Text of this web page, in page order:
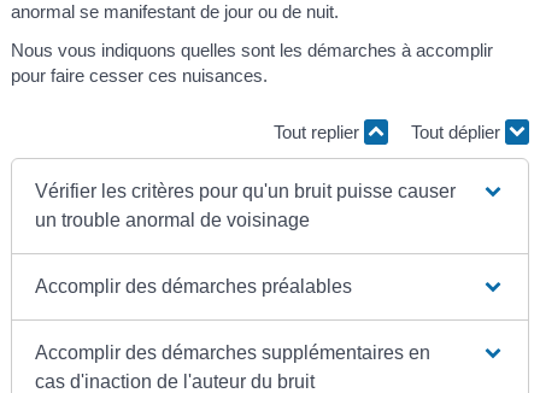
anormal se manifestant de jour ou de nuit.
Nous vous indiquons quelles sont les démarches à accomplir
pour faire cesser ces nuisances.
Tout replier Tout déplier
Vérifier les critères pour qu'un bruit puisse causer
un trouble anormal de voisinage
Accomplir des démarches préalables
Accomplir des démarches supplémentaires en
cas d'inaction de l'auteur du bruit